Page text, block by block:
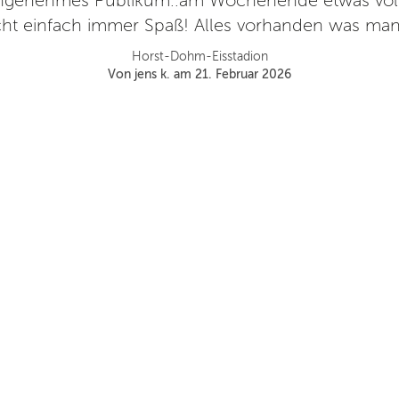
einfach immer Spaß! Alles vorhanden was
Horst-Dohm-Eisstadion
Von jens k. am 21. Februar 2026